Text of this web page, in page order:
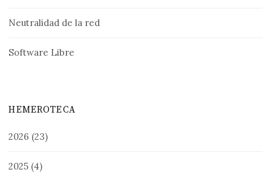
Neutralidad de la red
Software Libre
HEMEROTECA
2026 (23)
2025 (4)